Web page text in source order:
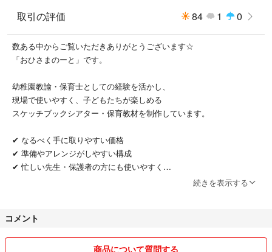
できる限り1冊にまとめての発送します
#カード#ペープサート#パネルシアター#保育教材
#保育#保育園#保育所#保育士#幼稚園#幼稚園教諭
#手遊び#教材#導入#誕生日会#出し物
#先生#子ども#知育玩具#クラフト#ハンドメイド
#ひなまつり#ひな祭り#こどもの日#こどものひ
取引の評価 84 1 0
数ある中からご覧いただきありがとうございます☆
「おひさまのーと」です。
幼稚園教諭・保育士としての経験を活かし、
現場で使いやすく、子どもたちが楽しめる
スケッチブックシアター・保育教材を制作しています。
✔ なるべく手に取りやすい価格
✔ 準備やアレンジがしやすい構成
✔ 忙しい先生・保護者の方にも使いやすく
⸻
続きを表示する
コメント
商品について質問する